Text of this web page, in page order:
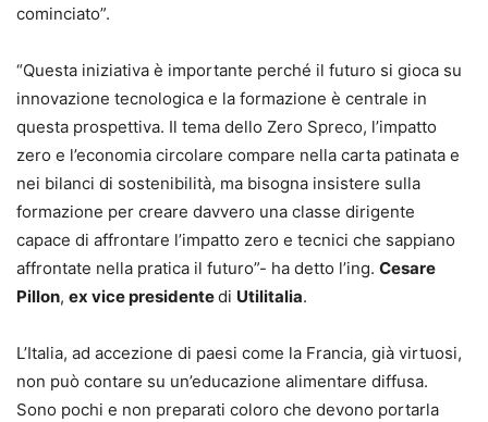
cominciato”.
“Questa iniziativa è importante perché il futuro si gioca su
innovazione tecnologica e la formazione è centrale in
questa prospettiva. Il tema dello Zero Spreco, l’impatto
zero e l’economia circolare compare nella carta patinata e
nei bilanci di sostenibilità, ma bisogna insistere sulla
formazione per creare davvero una classe dirigente
capace di affrontare l’impatto zero e tecnici che sappiano
affrontate nella pratica il futuro”- ha detto l’ing. Cesare
Pillon, ex vice presidentedi Utilitalia.
L’Italia, ad accezione di paesi come la Francia, già virtuosi,
non può contare su un’educazione alimentare diffusa.
Sono pochi e non preparati coloro che devono portarla